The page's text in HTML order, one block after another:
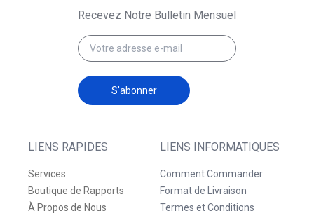
LIENS RAPIDES
Services
Boutique de Rapports
À Propos de Nous
LIENS INFORMATIQUES
Comment Commander
Format de Livraison
Termes et Conditions
Recevez Notre Bulletin Mensuel
S'abonner